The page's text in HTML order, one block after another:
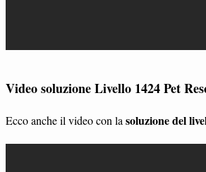
Video soluzione Livello 1424 Pet
Ecco anche il video con la soluzione del